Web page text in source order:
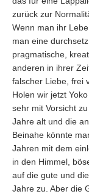
zurück zur
Wenn man ihr
man eine
pragmatische,
anderen in ihrer
falscher Liebe, frei
Holen wir jetzt
sehr mit Vorsicht
Jahre alt und die
Beinahe könnte
Jahren mit dem
in den Himmel,
auf die gute und
Jahre zu. Aber die